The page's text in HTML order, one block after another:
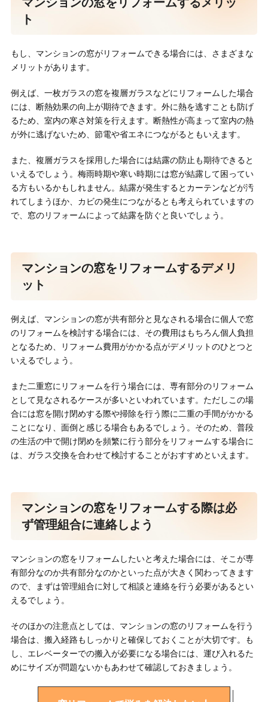
ト
もし、マンションの窓がリフォームできる場合には、さまざまな
メリットがあります。
例えば、一枚ガラスの窓を複層ガラスなどにリフォームした場合
には、断熱効果の向上が期待できます。外に熱を逃すことも防げ
るため、室内の寒さ対策を行えます。断熱性が高まって室内の熱
が外に逃げないため、節電や省エネにつながるともいえます。
また、複層ガラスを採用した場合には結露の防止も期待できると
いえるでしょう。梅雨時期や寒い時期には窓が結露して困ってい
る方もいるかもしれません。結露が発生するとカーテンなどが汚
れてしまうほか、カビの発生につながるとも考えられていますの
で、窓のリフォームによって結露を防ぐと良いでしょう。
マンションの窓をリフォームするデメリ
ット
例えば、マンションの窓が共有部分と見なされる場合に個人で窓
のリフォームを検討する場合には、その費用はもちろん個人負担
となるため、リフォーム費用がかかる点がデメリットのひとつと
いえるでしょう。
また二重窓にリフォームを行う場合には、専有部分のリフォーム
として見なされるケースが多いといわれています。ただしこの場
合には窓を開け閉めする際や掃除を行う際に二重の手間がかかる
ことになり、面倒と感じる場合もあるでしょう。そのため、普段
の生活の中で開け閉めを頻繁に行う部分をリフォームする場合に
は、ガラス交換を合わせて検討することがおすすめといえます。
マンションの窓をリフォームする際は必
ず管理組合に連絡しよう
マンションの窓をリフォームしたいと考えた場合には、そこが専
有部分なのか共有部分なのかといった点が大きく関わってきます
ので、まずは管理組合に対して相談と連絡を行う必要があるとい
えるでしょう。
そのほかの注意点としては、マンションの窓のリフォームを行う
場合は、搬入経路もしっかりと確保しておくことが大切です。も
し、エレベーターでの搬入が必要になる場合には、運び入れるた
めにサイズが問題ないかもあわせて確認しておきましょう。